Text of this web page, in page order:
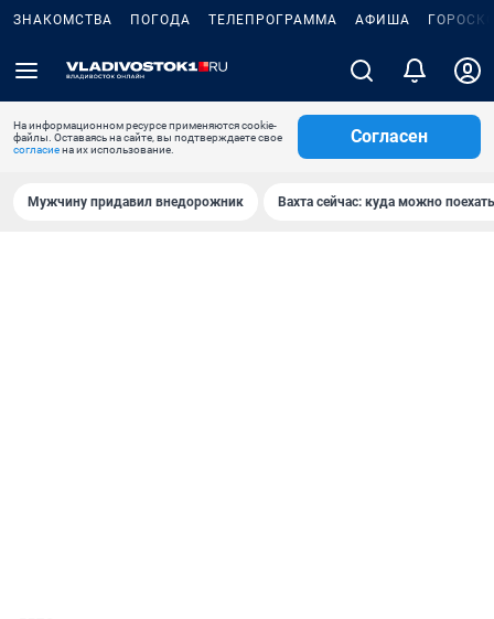
ЗНАКОМСТВА ПОГОДА ТЕЛЕПРОГРАММА АФИША
На информационном ресурсе применяются cookie-
файлы. Оставаясь на сайте, вы подтверждаете свое
согласиена их использование.
Согласен
Мужчину придавил внедорожник Вахта сейчас: куда можно